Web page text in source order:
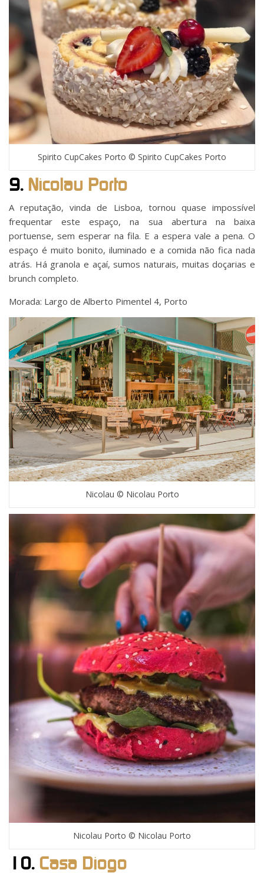
Spirito CupCakes Porto © Spirito CupCakes Porto
9. Nicolau Porto
A reputação, vinda de Lisboa, tornou quase impossível
frequentar este espaço, na sua abertura na baixa
portuense, sem esperar na fila. E a espera vale a pena. O
espaço é muito bonito, iluminado e a comida não fica nada
atrás. Há granola e açaí, sumos naturais, muitas doçarias e
brunch completo.
Morada: Largo de Alberto Pimentel 4, Porto
Nicolau © Nicolau Porto
Nicolau Porto © Nicolau Porto
10. Casa Diogo